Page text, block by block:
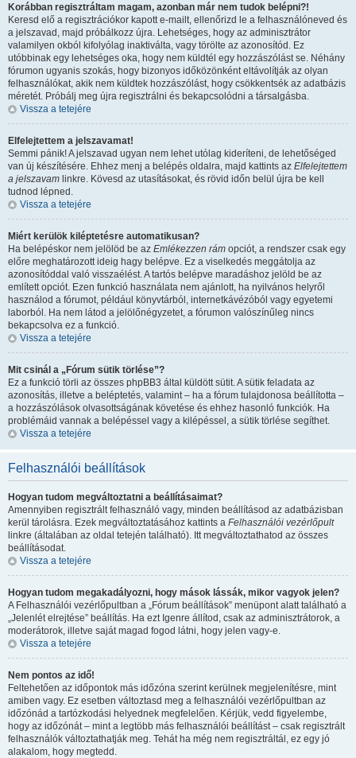
Korábban regisztráltam magam, azonban már nem tudok belépni?!
Keresd elő a regisztrációkor kapott e-mailt, ellenőrizd le a felhasználóneved és
a jelszavad, majd próbálkozz újra. Lehetséges, hogy az adminisztrátor
valamilyen okból kifolyólag inaktiválta, vagy törölte az azonosítód. Ez
utóbbinak egy lehetséges oka, hogy nem küldtél egy hozzászólást se. Néhány
fórumon ugyanis szokás, hogy bizonyos időközönként eltávolítják az olyan
felhasználókat, akik nem küldtek hozzászólást, hogy csökkentsék az adatbázis
méretét. Próbálj meg újra regisztrálni és bekapcsolódni a társalgásba.
Vissza a tetejére
Elfelejtettem a jelszavamat!
Semmi pánik! A jelszavad ugyan nem lehet utólag kideríteni, de lehetőséged
van új készítésére. Ehhez menj a belépés oldalra, majd kattints az Elfelejtettem
a jelszavam linkre. Kövesd az utasításokat, és rövid időn belül újra be kell
tudnod lépned.
Vissza a tetejére
Miért kerülök kiléptetésre automatikusan?
Ha belépéskor nem jelölöd be az Emlékezzen rám opciót, a rendszer csak egy
előre meghatározott ideig hagy belépve. Ez a viselkedés meggátolja az
azonosítóddal való visszaélést. A tartós belépve maradáshoz jelöld be az
említett opciót. Ezen funkció használata nem ajánlott, ha nyilvános helyről
használod a fórumot, például könyvtárból, internetkávézóból vagy egyetemi
laborból. Ha nem látod a jelölőnégyzetet, a fórumon valószínűleg nincs
bekapcsolva ez a funkció.
Vissza a tetejére
Mit csinál a „Fórum sütik törlése”?
Ez a funkció törli az összes phpBB3 által küldött sütit. A sütik feladata az
azonosítás, illetve a beléptetés, valamint – ha a fórum tulajdonosa beállította –
a hozzászólások olvasottságának követése és ehhez hasonló funkciók. Ha
problémáid vannak a belépéssel vagy a kilépéssel, a sütik törlése segíthet.
Vissza a tetejére
Felhasználói beállítások
Hogyan tudom megváltoztatni a beállításaimat?
Amennyiben regisztrált felhasználó vagy, minden beállításod az adatbázisban
kerül tárolásra. Ezek megváltoztatásához kattints a Felhasználói vezérlőpult
linkre (általában az oldal tetején található). Itt megváltoztathatod az összes
beállításodat.
Vissza a tetejére
Hogyan tudom megakadályozni, hogy mások lássák, mikor vagyok jelen?
A Felhasználói vezérlőpultban a „Fórum beállítások” menüpont alatt található a
„Jelenlét elrejtése” beállítás. Ha ezt Igenre állítod, csak az adminisztrátorok, a
moderátorok, illetve saját magad fogod látni, hogy jelen vagy-e.
Vissza a tetejére
Nem pontos az idő!
Feltehetően az időpontok más időzóna szerint kerülnek megjelenítésre, mint
amiben vagy. Ez esetben változtasd meg a felhasználói vezérlőpultban az
időzónád a tartózkodási helyednek megfelelően. Kérjük, vedd figyelembe,
hogy az időzónát – mint a legtöbb más felhasználói beállítást – csak regisztrált
felhasználók változtathatják meg. Tehát ha még nem regisztráltál, ez egy jó
alakalom, hogy megtedd.